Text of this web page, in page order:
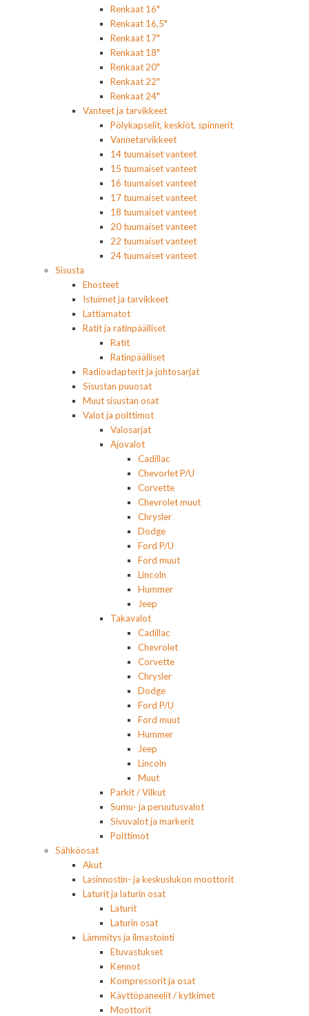
Renkaat 16"
Renkaat 16,5"
Renkaat 17"
Renkaat 18"
Renkaat 20"
Renkaat 22"
Renkaat 24"
Vanteet ja tarvikkeet
Pölykapselit, keskiöt, spinnerit
Vannetarvikkeet
14 tuumaiset vanteet
15 tuumaiset vanteet
16 tuumaiset vanteet
17 tuumaiset vanteet
18 tuumaiset vanteet
20 tuumaiset vanteet
22 tuumaiset vanteet
24 tuumaiset vanteet
Sisusta
Ehosteet
Istuimet ja tarvikkeet
Lattiamatot
Ratit ja ratinpäälliset
Ratit
Ratinpäälliset
Radioadapterit ja johtosarjat
Sisustan puuosat
Muut sisustan osat
Valot ja polttimot
Valosarjat
Ajovalot
Cadillac
Chevorlet P/U
Corvette
Chevrolet muut
Chrysler
Dodge
Ford P/U
Ford muut
Lincoln
Hummer
Jeep
Takavalot
Cadillac
Chevrolet
Corvette
Chrysler
Dodge
Ford P/U
Ford muut
Hummer
Jeep
Lincoln
Muut
Parkit / Vilkut
Sumu- ja peruutusvalot
Sivuvalot ja markerit
Polttimot
Sähköosat
Akut
Lasinnostin- ja keskuslukon moottorit
Laturit ja laturin osat
Laturit
Laturin osat
Lämmitys ja ilmastointi
Etuvastukset
Kennot
Kompressorit ja osat
Käyttöpaneelit / kytkimet
Moottorit